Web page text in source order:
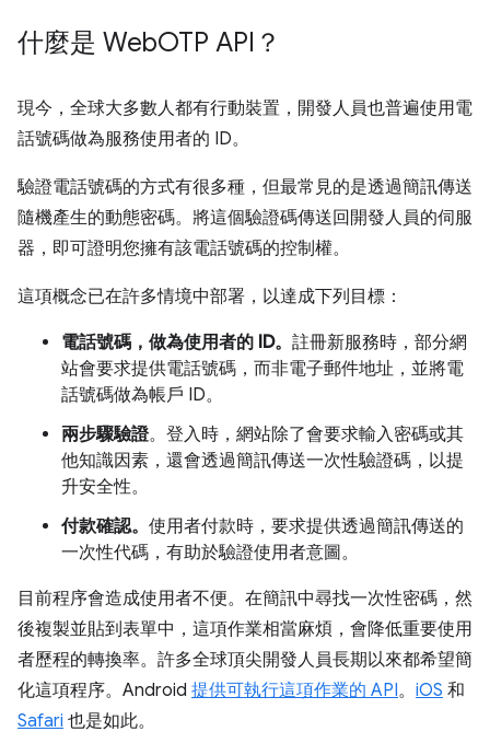
什麼是 WebOTP API？
現今，全球大多數人都有行動裝置，開發人員也普遍使用電
話號碼做為服務使用者的 ID。
驗證電話號碼的方式有很多種，但最常見的是透過簡訊傳送
隨機產生的動態密碼。將這個驗證碼傳送回開發人員的伺服
器，即可證明您擁有該電話號碼的控制權。
這項概念已在許多情境中部署，以達成下列目標：
電話號碼，做為使用者的 ID。 註冊新服務時，部分網
站會要求提供電話號碼，而非電子郵件地址，並將電
話號碼做為帳戶 ID。
兩步驟驗證。登入時，網站除了會要求輸入密碼或其
他知識因素，還會透過簡訊傳送一次性驗證碼，以提
升安全性。
付款確認。 使用者付款時，要求提供透過簡訊傳送的
一次性代碼，有助於驗證使用者意圖。
目前程序會造成使用者不便。在簡訊中尋找一次性密碼，然
後複製並貼到表單中，這項作業相當麻煩，會降低重要使用
者歷程的轉換率。許多全球頂尖開發人員長期以來都希望簡
化這項程序。Android 提供可執行這項作業的 API。 iOS 和
Safari 也是如此。